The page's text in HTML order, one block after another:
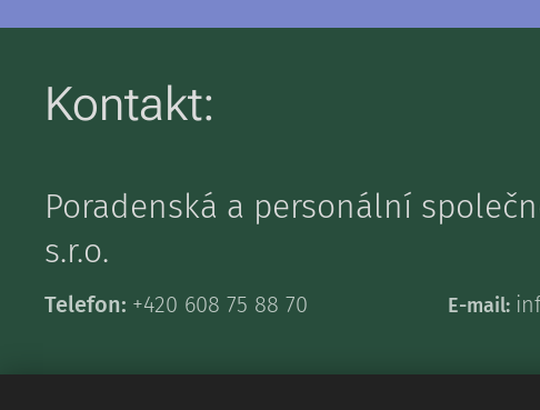
Kontakt:
Poradenská a personální
s.r.o.
Telefon: +420 608 75 88 70 E-mail: